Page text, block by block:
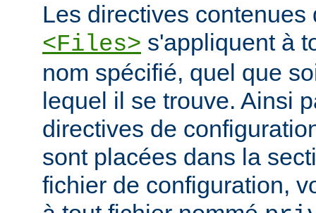
Les directives contenues
<Files> s'appliquent à
nom spécifié, quel que
lequel il se trouve. Ainsi
directives de
sont placées dans la
fichier de configuration,